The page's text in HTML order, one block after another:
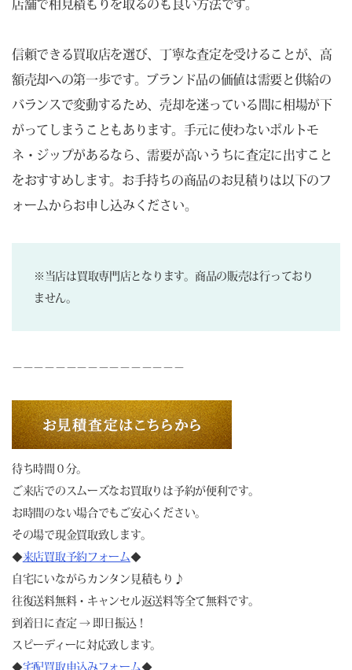
店舗で相見積もりを取るのも良い方法です。
信頼できる買取店を選び、丁寧な査定を受けることが、高
額売却への第一歩です。ブランド品の価値は需要と供給の
バランスで変動するため、売却を迷っている間に相場が下
がってしまうこともあります。手元に使わないポルトモ
ネ・ジップがあるなら、需要が高いうちに査定に出すこと
をおすすめします。お手持ちの商品のお見積りは以下のフ
ォームからお申し込みください。
※当店は買取専門店となります。商品の販売は行っており
ません。
－－－－－－－－－－－－－－－－
待ち時間０分。
ご来店でのスムーズなお買取りは予約が便利です。
お時間のない場合でもご安心ください。
その場で現金買取致します。
◆来店買取予約フォーム◆
自宅にいながらカンタン見積もり♪
往復送料無料・キャンセル返送料等全て無料です。
到着日に査定 → 即日振込！
スピーディーに対応致します。
◆宅配買取申込みフォーム◆